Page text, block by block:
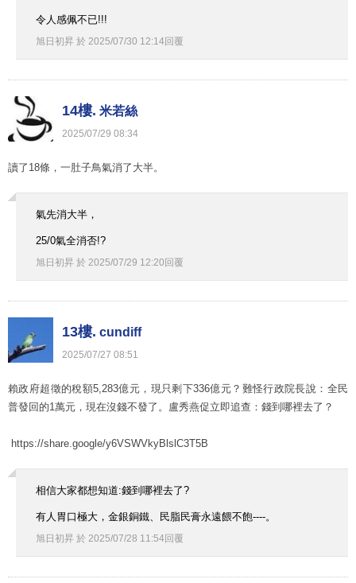
令人感佩不已!!!
旭日初昇 於 2025/07/30 12:14回覆
14樓. 米若絲
2025/07/29 08:34
讀了18條，一肚子鳥氣消了大半。
氣先消大半，
25/0氣全消否!?
旭日初昇 於 2025/07/29 12:20 回覆
13樓. cundiff
2025/07/27 08:51
賴政府超徵的稅額5,283億元，現只剩下336億元？難怪行政院長說：全民
普發回的1萬元，現在沒錢不發了。盧秀燕促立即追查：錢到哪裡去了？
https://share.google/y6VSWVkyBlslC3T5B
相信大家都想知道:錢到哪裡去了?
有人胃口極大，金銀銅鐵、民脂民膏永遠餵不飽----。
旭日初昇 於 2025/07/28 11:54回覆